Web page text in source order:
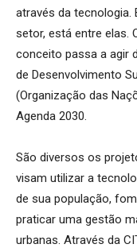
através da tecnologia.
setor, está entre elas.
conceito passa a agir
de Desenvolvimento
(Organização das
Agenda 2030.
São diversos os
visam utilizar a
de sua população,
praticar uma gestão
urbanas. Através da